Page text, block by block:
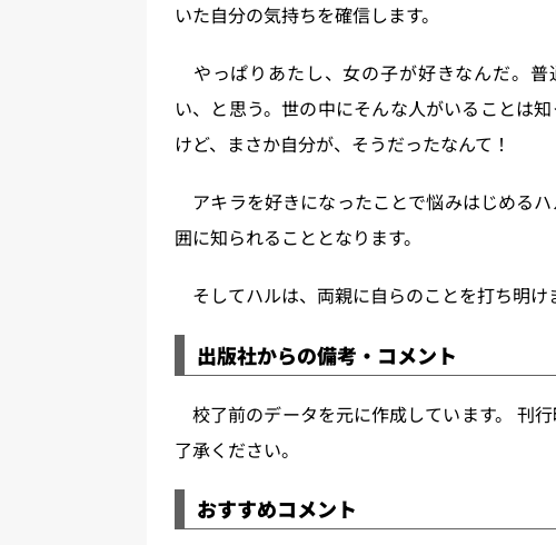
いた自分の気持ちを確信します。
やっぱりあたし、女の子が好きなんだ。普
い、と思う。世の中にそんな人がいることは
けど、まさか自分が、そうだったなんて！
アキラを好きになったことで悩みはじめる
囲に知られることとなります。
そしてハルは、両親に自らのことを打ち明
出版社からの備考・コメント
校了前のデータを元に作成しています。 刊
了承ください。
おすすめコメント